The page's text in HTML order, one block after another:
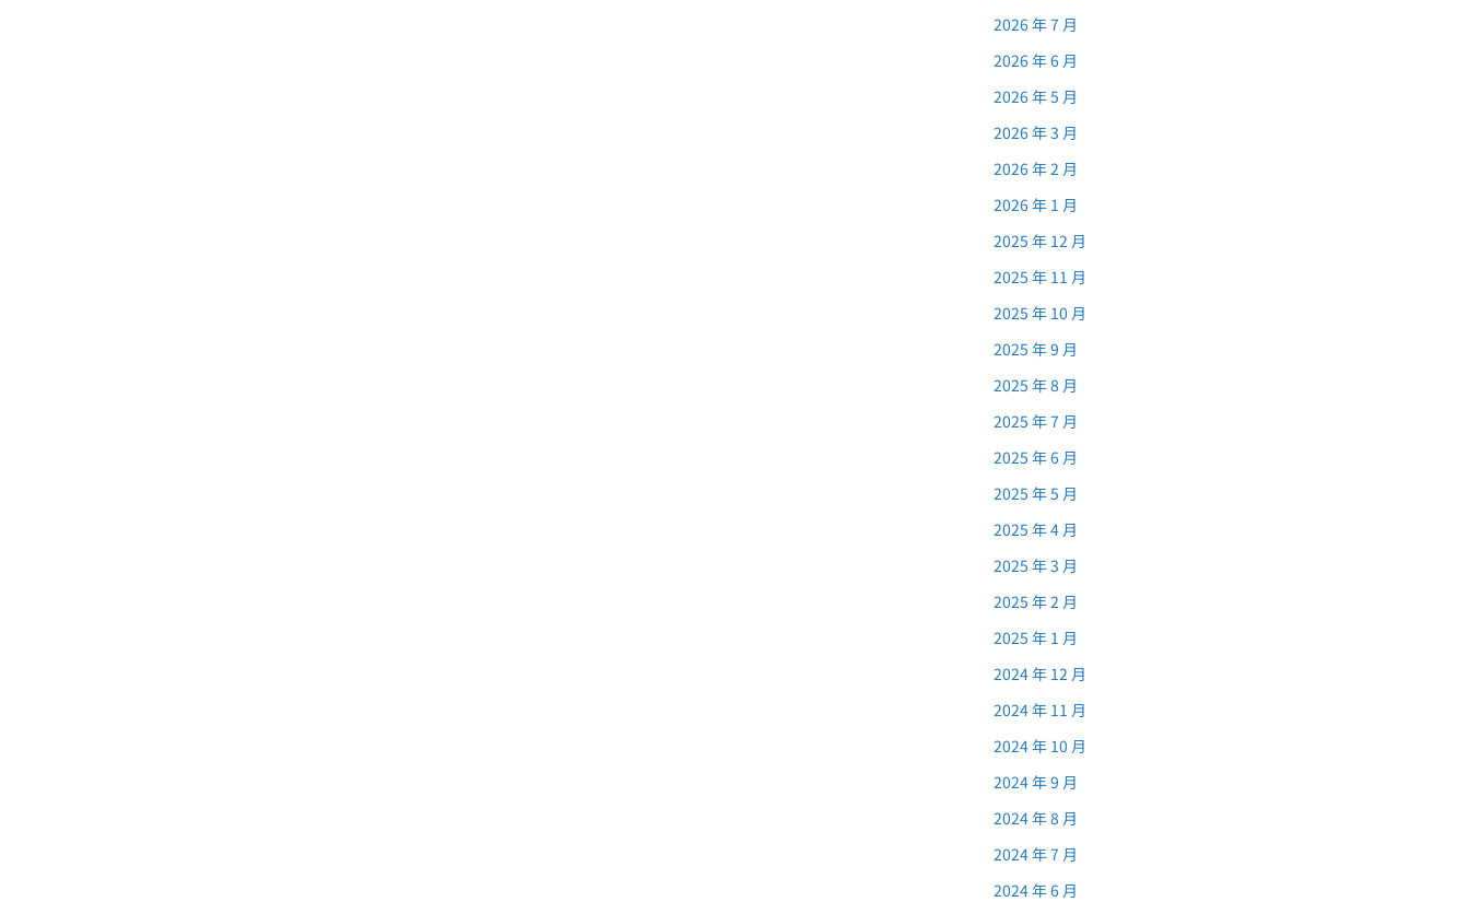
2026 年 7 月
2026 年 6 月
2026 年 5 月
2026 年 3 月
2026 年 2 月
2026 年 1 月
2025 年 12 月
2025 年 11 月
2025 年 10 月
2025 年 9 月
2025 年 8 月
2025 年 7 月
2025 年 6 月
2025 年 5 月
2025 年 4 月
2025 年 3 月
2025 年 2 月
2025 年 1 月
2024 年 12 月
2024 年 11 月
2024 年 10 月
2024 年 9 月
2024 年 8 月
2024 年 7 月
2024 年 6 月